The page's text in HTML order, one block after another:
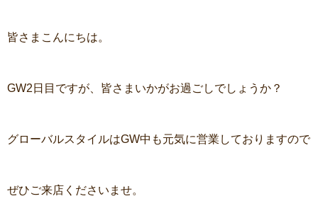
皆さまこんにちは。
GW2日目ですが、皆さまいかがお過ごしでしょうか？
グローバルスタイルはGW中も元気に営業しておりますので
ぜひご来店くださいませ。